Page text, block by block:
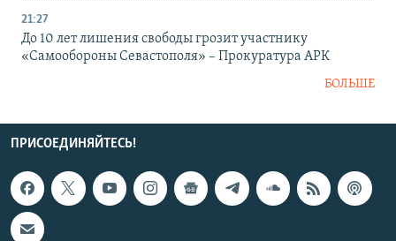
21:27
До 10 лет лишения свободы грозит участнику
«Самообороны Севастополя» – Прокуратура АРК
БОЛЬШЕ
ПРИСОЕДИНЯЙТЕСЬ!